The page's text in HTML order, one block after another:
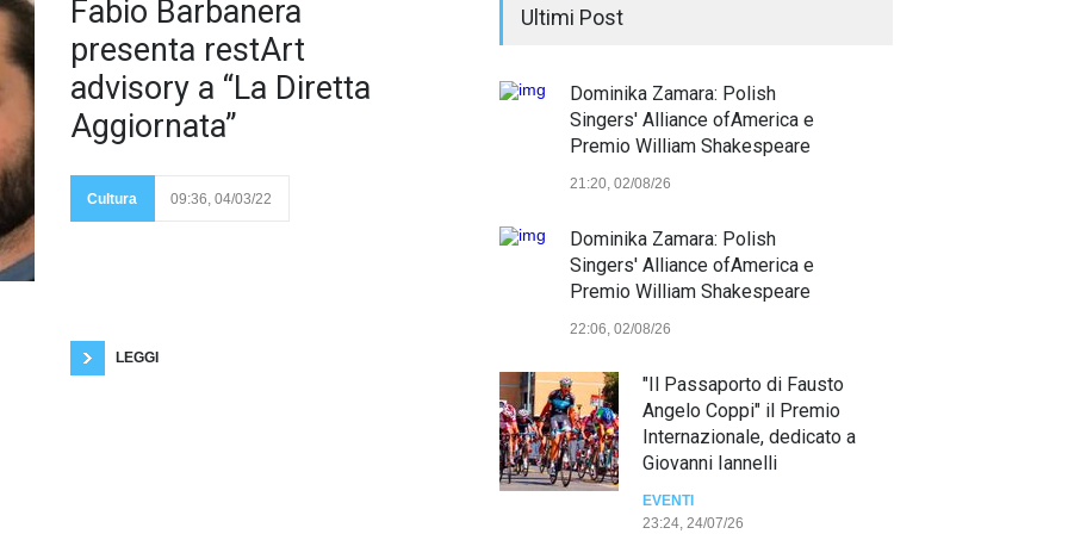
Fabio Barbanera
presenta restArt
advisory a “La Diretta
Aggiornata”
Cultura 09:36, 04/03/22
LEGGI
Ultimi Post
Dominika Zamara: Polish
Singers' Alliance ofAmerica e
Premio William Shakespeare
21:20, 02/08/26
Dominika Zamara: Polish
Singers' Alliance ofAmerica e
Premio William Shakespeare
22:06, 02/08/26
"Il Passaporto di Fausto
Angelo Coppi" il Premio
Internazionale, dedicato a
Giovanni Iannelli
EVENTI
23:24, 24/07/26